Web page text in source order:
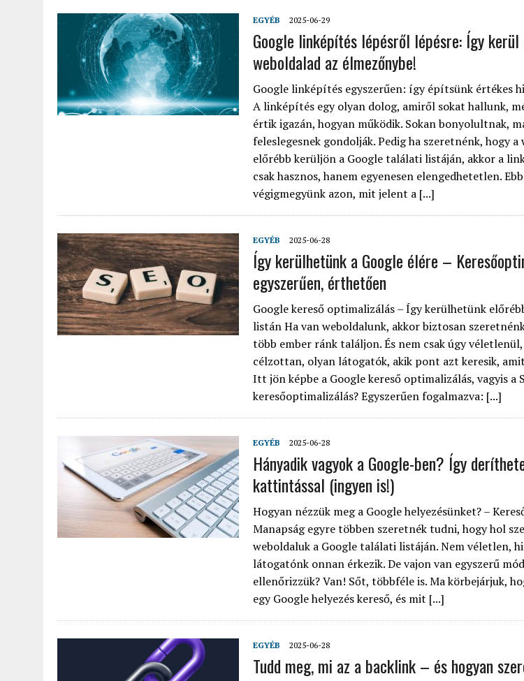
EGYÉB 2025-06-29
Google linképítés lépésről lépésre: Így kerül
weboldalad az élmezőnybe!
Google linképítés egyszerűen: így építsünk értékes
A linképítés egy olyan dolog, amiről sokat hallunk,
értik igazán, hogyan működik. Sokan bonyolultnak,
feleslegesnek gondolják. Pedig ha szeretnénk, hogy
előrébb kerüljön a Google találati listáján, akkor a
csak hasznos, hanem egyenesen elengedhetetlen.
végigmegyünk azon, mit jelent a [...]
EGYÉB 2025-06-28
Így kerülhetünk a Google élére –
egyszerűen, érthetően
Google kereső optimalizálás – Így kerülhetünk
listán Ha van weboldalunk, akkor biztosan
több ember ránk találjon. És nem csak úgy
célzottan, olyan látogatók, akik pont azt keresik,
Itt jön képbe a Google kereső optimalizálás, vagyis a
keresőoptimalizálás? Egyszerűen fogalmazva: [...]
EGYÉB 2025-06-28
Hányadik vagyok a Google-ben? Így
kattintással (ingyen is!)
Hogyan nézzük meg a Google helyezésünket? –
Manapság egyre többen szeretnék tudni, hogy hol
weboldaluk a Google találati listáján. Nem véletlen,
látogatónk onnan érkezik. De vajon van egyszerű
ellenőrizzük? Van! Sőt, többféle is. Ma körbejárjuk,
egy Google helyezés kereső, és mit [...]
EGYÉB 2025-06-28
Tudd meg, mi az a backlink – és hogyan